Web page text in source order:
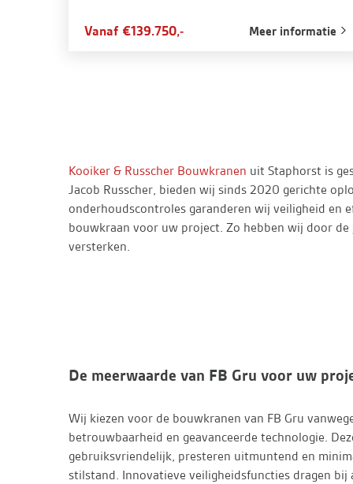
Vanaf €139.750,- Meer informatie
Kooiker & Russcher Bouwkranen uit Staphorst is
Jacob Russcher, bieden wij sinds 2020 gerichte
onderhoudscontroles garanderen wij veiligheid en
bouwkraan voor uw project. Zo hebben wij door
versterken.
De meerwaarde van FB Gru voor uw
Wij kiezen voor de bouwkranen van FB Gru
betrouwbaarheid en geavanceerde technologie.
gebruiksvriendelijk, presteren uitmuntend en
stilstand. Innovatieve veiligheidsfuncties dragen bij